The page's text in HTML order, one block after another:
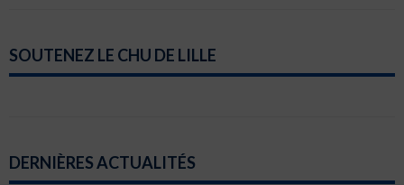
SOUTENEZ LE CHU DE LILLE
DERNIÈRES ACTUALITÉS